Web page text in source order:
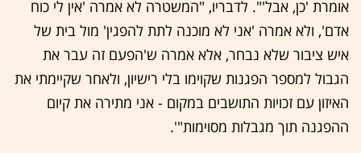
אומרת 'כן, אבל'". לדבריו, "המשטרה לא אמרה 'אין לי כוח
אדם', ולא אמרה 'אני לא מוכנה לתת להפגין' מול בית של
איש ציבור שלא נבחר, אלא אמרה ש'הפעם זה עבר את
הגבול למספר הפגנות שקוימו בלי רישיון, ולאחר שקיימתי את
האיזון עם זכויות התושבים במקום - אני מתירה את קיום
ההפגנה תוך מגבלות מסוימות"'.